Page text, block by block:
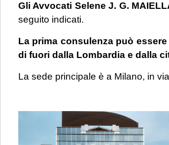
Gli Avvocati Selene J. G.
seguito indicati.
La prima consulenza può
di fuori dalla Lombardia e dalla
La sede principale è a Milano, in